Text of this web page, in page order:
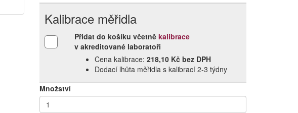
Kalibrace měřidla
Přidat do košíku včetně kalibrace
v akreditované laboratoři
Cena kalibrace: 218,10 Kč bez DPH
Dodací lhůta měřidla s kalibrací 2‑3 týdny
Množství